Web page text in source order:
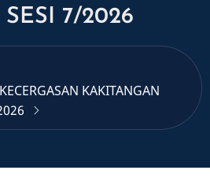
7/2026
KAKITANGAN